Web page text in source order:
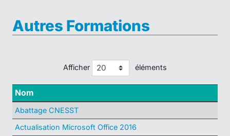
Autres Formations
Afficher éléments
Nom
Abattage CNESST
Actualisation Microsoft Office 2016